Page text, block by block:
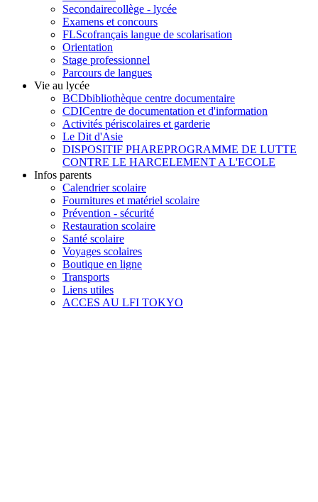
Secondairecollège - lycée
Examens et concours
FLScofrançais langue de scolarisation
Orientation
Stage professionnel
Parcours de langues
Vie au lycée
BCDbibliothèque centre documentaire
CDICentre de documentation et d'information
Activités périscolaires et garderie
Le Dit d'Asie
DISPOSITIF PHAREPROGRAMME DE LUTTE
CONTRE LE HARCELEMENT A L'ECOLE
Infos parents
Calendrier scolaire
Fournitures et matériel scolaire
Prévention - sécurité
Restauration scolaire
Santé scolaire
Voyages scolaires
Boutique en ligne
Transports
Liens utiles
ACCES AU LFI TOKYO